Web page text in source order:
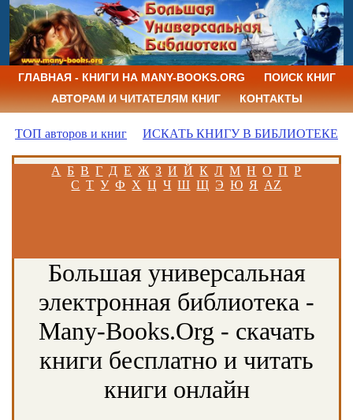
ГЛАВНАЯ - КНИГИ НА MANY-BOOKS.ORG
ПОИСК КНИГ
АВТОРАМ И ЧИТАТЕЛЯМ КНИГ
КОНТАКТЫ
ТОП авторов и книг ИСКАТЬ КНИГУ В БИБЛИОТЕКЕ
А Б В Г Д Е Ж З И Й К Л М Н О П Р
С Т У Ф Х Ц Ч Ш Щ Э Ю Я AZ
Большая универсальная
электронная библиотека -
Many-Books.Org - скачать
книги бесплатно и читать
книги онлайн